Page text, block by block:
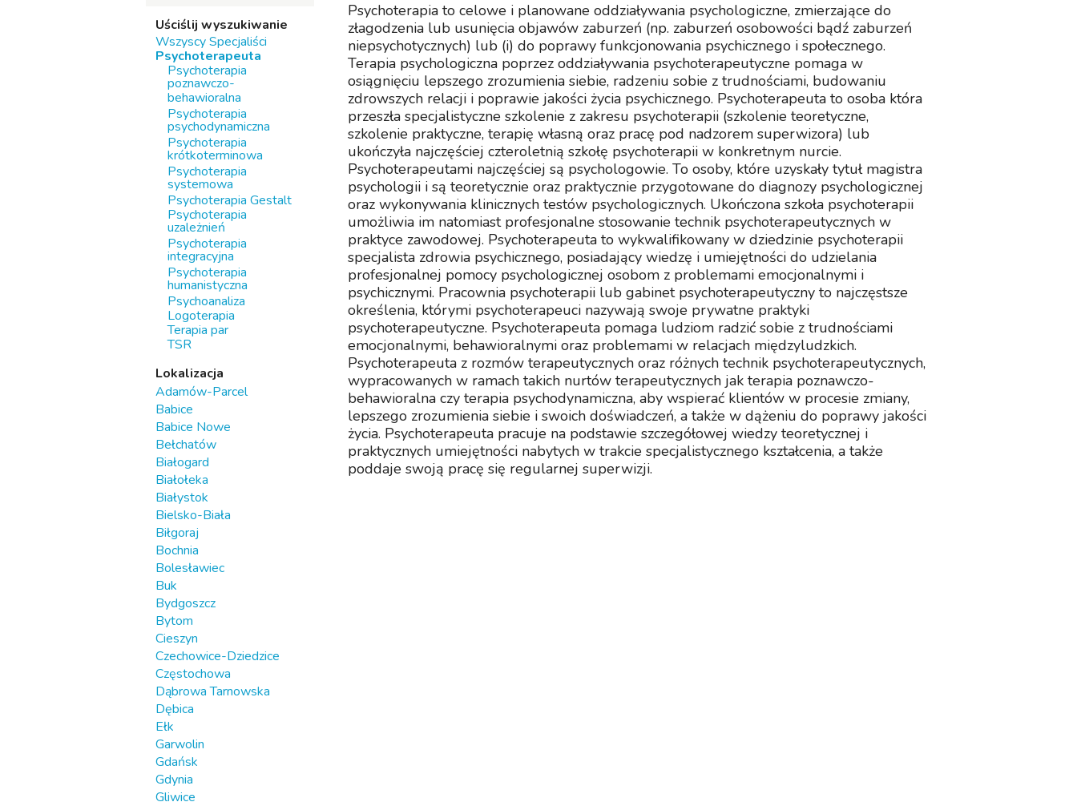
Uściślij wyszukiwanie
Wszyscy Specjaliści
Psychoterapeuta
Psychoterapia
poznawczo-
behawioralna
Psychoterapia
psychodynamiczna
Psychoterapia
krótkoterminowa
Psychoterapia
systemowa
Psychoterapia Gestalt
Psychoterapia
uzależnień
Psychoterapia
integracyjna
Psychoterapia
humanistyczna
Psychoanaliza
Logoterapia
Terapia par
TSR
Lokalizacja
Adamów-Parcel
Babice
Babice Nowe
Bełchatów
Białogard
Białołeka
Białystok
Bielsko-Biała
Biłgoraj
Bochnia
Bolesławiec
Buk
Bydgoszcz
Bytom
Cieszyn
Czechowice-Dziedzice
Częstochowa
Dąbrowa Tarnowska
Dębica
Ełk
Garwolin
Gdańsk
Gdynia
Gliwice
Psychoterapia to celowe i planowane oddziaływania psychologiczne, zmierzające do
złagodzenia lub usunięcia objawów zaburzeń (np. zaburzeń osobowości bądź zaburzeń
niepsychotycznych) lub (i) do poprawy funkcjonowania psychicznego i społecznego.
Terapia psychologiczna poprzez oddziaływania psychoterapeutyczne pomaga w
osiągnięciu lepszego zrozumienia siebie, radzeniu sobie z trudnościami, budowaniu
zdrowszych relacji i poprawie jakości życia psychicznego. Psychoterapeuta to osoba która
przeszła specjalistyczne szkolenie z zakresu psychoterapii (szkolenie teoretyczne,
szkolenie praktyczne, terapię własną oraz pracę pod nadzorem superwizora) lub
ukończyła najczęściej czteroletnią szkołę psychoterapii w konkretnym nurcie.
Psychoterapeutami najczęściej są psychologowie. To osoby, które uzyskały tytuł magistra
psychologii i są teoretycznie oraz praktycznie przygotowane do diagnozy psychologicznej
oraz wykonywania klinicznych testów psychologicznych. Ukończona szkoła psychoterapii
umożliwia im natomiast profesjonalne stosowanie technik psychoterapeutycznych w
praktyce zawodowej. Psychoterapeuta to wykwalifikowany w dziedzinie psychoterapii
specjalista zdrowia psychicznego, posiadający wiedzę i umiejętności do udzielania
profesjonalnej pomocy psychologicznej osobom z problemami emocjonalnymi i
psychicznymi. Pracownia psychoterapii lub gabinet psychoterapeutyczny to najczęstsze
określenia, którymi psychoterapeuci nazywają swoje prywatne praktyki
psychoterapeutyczne. Psychoterapeuta pomaga ludziom radzić sobie z trudnościami
emocjonalnymi, behawioralnymi oraz problemami w relacjach międzyludzkich.
Psychoterapeuta z rozmów terapeutycznych oraz różnych technik psychoterapeutycznych,
wypracowanych w ramach takich nurtów terapeutycznych jak terapia poznawczo-
behawioralna czy terapia psychodynamiczna, aby wspierać klientów w procesie zmiany,
lepszego zrozumienia siebie i swoich doświadczeń, a także w dążeniu do poprawy jakości
życia. Psychoterapeuta pracuje na podstawie szczegółowej wiedzy teoretycznej i
praktycznych umiejętności nabytych w trakcie specjalistycznego kształcenia, a także
poddaje swoją pracę się regularnej superwizji.